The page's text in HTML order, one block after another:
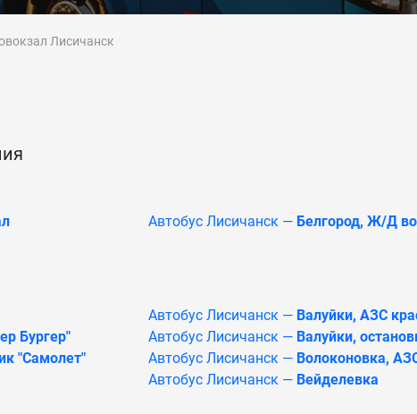
Лисичанск
Автобус Лисичанск — Белгород, Ж/Д
Автобус Лисичанск — Валуйки, АЗС
Бургер" Автобус Лисичанск — Валуйки,
"Самолет" Автобус Лисичанск — Волоконовка,
Автобус Лисичанск — Вейделевка